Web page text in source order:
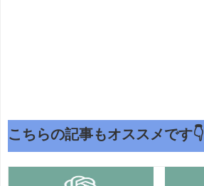
こちらの記事もオススメです👇